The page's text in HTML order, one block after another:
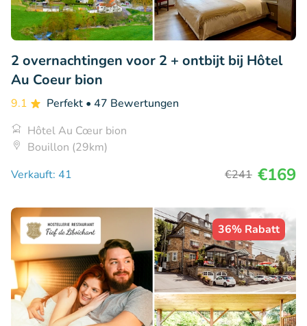
2 overnachtingen voor 2 + ontbijt bij Hôtel
Au Coeur bion
9.1 Perfekt • 47 Bewertungen
Hôtel Au Cœur bion
Bouillon (29km)
Verkauft: 41
€241 €169
36% Rabatt